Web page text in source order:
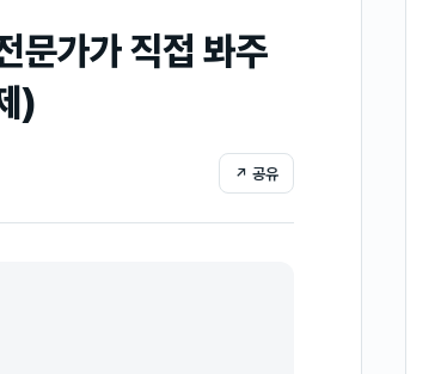
문가가 직접 봐주
)
↗ 공유